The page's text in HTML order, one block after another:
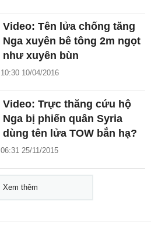
Video: Tên lửa chống tăng
Nga xuyên bê tông 2m ngọt
như xuyên bùn
10:30 10/04/2016
Video: Trực thăng cứu hộ
Nga bị phiến quân Syria
dùng tên lửa TOW bắn hạ?
06:31 25/11/2015
Xem thêm